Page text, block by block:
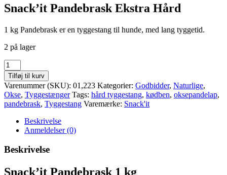
Snack’it Pandebrask Ekstra Hård
1 kg Pandebrask er en tyggestang til hunde, med lang tyggetid.
2 på lager
Snack'it
Pandebrask
1
kg
antal
Tilføj til kurv
Varenummer (SKU): 01,223 Kategorier: Godbidder, Naturlige,
Okse, Tyggestænger Tags: hård tyggestang, kødben, oksepandelap,
pandebrask, Tyggestang Varemærke: Snack'it
Beskrivelse
Anmeldelser (0)
Beskrivelse
Snack’it Pandebrask 1 kg